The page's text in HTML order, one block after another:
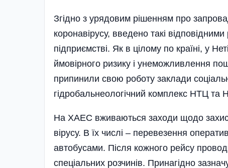
Згідно з урядовим рішенням про
коронавірусу, введено такі
підприємстві. Як в цілому по країні, у
ймо­вір­ного ризику і унеможливлення
припинили свою роботу заклади
гідробальнеологічний комп­лекс НТЦ
На ХАЕС вживаються заходи щодо
вірусу. В їх числі – перевезення
автобусами. Після кожного рейсу
спеціальних розчинів. Принагідно